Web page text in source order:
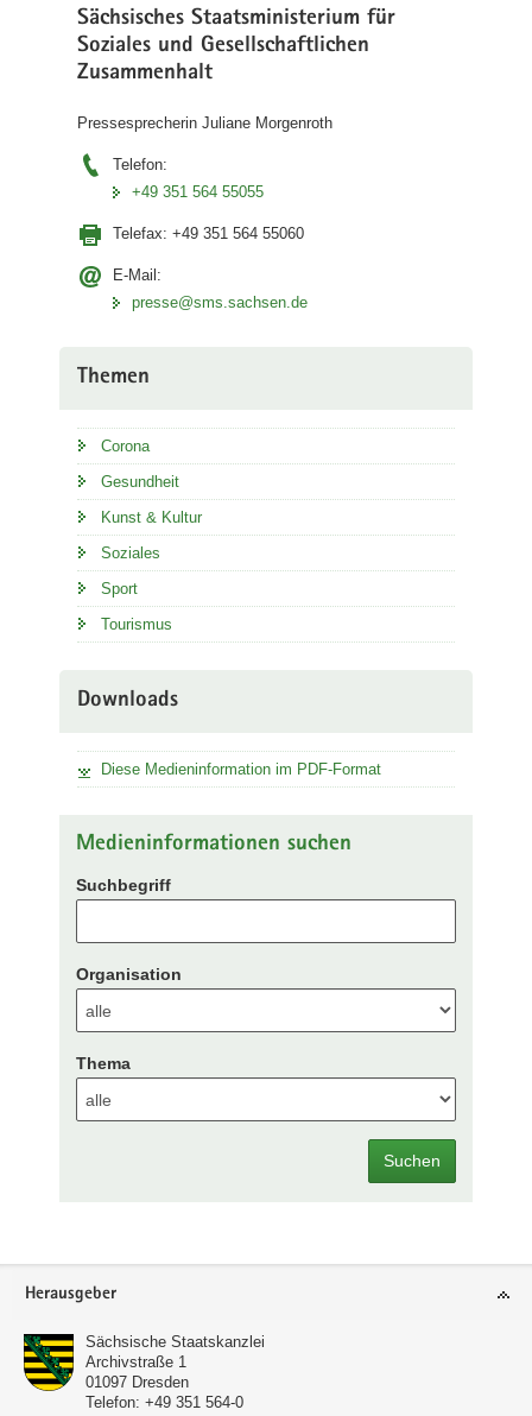
Sächsisches Staatsministerium für
Soziales und Gesellschaftlichen
Zusammenhalt
Pressesprecherin Juliane Morgenroth
Telefon:
+49 351 564 55055
Telefax: +49 351 564 55060
E-Mail:
presse@sms.sachsen.de
Themen
Corona
Gesundheit
Kunst & Kultur
Soziales
Sport
Tourismus
Downloads
Diese Medieninformation im PDF-Format
Medieninformationen suchen
Suchbegriff
Organisation
Thema
Suchen
Footer-
Herausgeber
Sächsische Staatskanzlei
Archivstraße 1
01097 Dresden
Telefon: +49 351 564-0